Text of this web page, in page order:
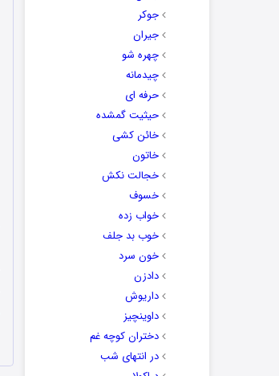
جوکر
جیران
چهره شو
چیدمانه
حرفه ای
حیثیت گمشده
خائن کشی
خاتون
خجالت نکش
خسوف
خواب زده
خوب بد جلف
خون سرد
دادزن
داریوش
داوینچیز
دختران کوچه غم
در انتهای شب